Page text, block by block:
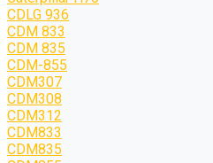
CDLG 936
CDM 833
CDM 835
CDM-855
CDM307
CDM308
CDM312
CDM833
CDM835